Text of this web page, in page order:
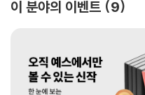
이 분야의 이벤트 9